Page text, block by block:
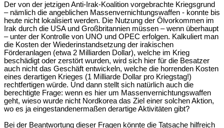
Der von der jetzigen Anti-Irak-Koalition vorgebrachte Kriegsgrund
– nämlich die angeblichen Massenvernichtungswaffen - konnte bis
heute nicht lokalisiert werden. Die Nutzung der Ölvorkommen im
Irak durch die USA und Großbritannien müssen – wenn überhaupt
– unter der Kontrolle von UNO und OPEC erfolgen. Kalkuliert man
die Kosten der Wiederinstandsetzung der irakischen
Förderanlagen (etwa 2 Milliarden Dollar), welche im Krieg
beschädigt oder zerstört wurden, wird sich hier für die Besatzer
auch nicht das Geschäft entwickeln, welche die horrenden Kosten
eines derartigen Krieges (1 Milliarde Dollar pro Kriegstag!)
rechtfertigen würde. Und dann stellt sich natürlich auch die
berechtigte Frage: wenn es hier um Massenvernichtungswaffen
geht, wieso wurde nicht Nordkorea das Ziel einer solchen Aktion,
wo es ja eingestandenermaßen derartige Aktivitäten gibt?
Bei der Beantwortung dieser Fragen könnte die Tatsache hilfreich